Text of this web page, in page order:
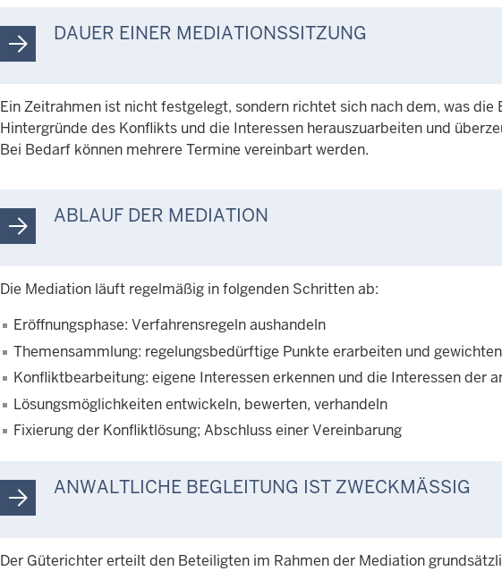
DAUER EINER MEDIATIONSSITZUNG
Ein Zeitrahmen ist nicht festgelegt, sondern richtet sich nach dem, was die
Hintergründe des Konflikts und die Interessen herauszuarbeiten und
Bei Bedarf können mehrere Termine vereinbart werden.
ABLAUF DER MEDIATION
Die Mediation läuft regelmäßig in folgenden Schritten ab:
Eröffnungsphase: Verfahrensregeln aushandeln
Themensammlung: regelungsbedürftige Punkte erarbeiten und gewichten
Konfliktbearbeitung: eigene Interessen erkennen und die Interessen der
Lösungsmöglichkeiten entwickeln, bewerten, verhandeln
Fixierung der Konfliktlösung; Abschluss einer Vereinbarung
ANWALTLICHE BEGLEITUNG IST ZWECKMÄSSIG
Der Güterichter erteilt den Beteiligten im Rahmen der Mediation